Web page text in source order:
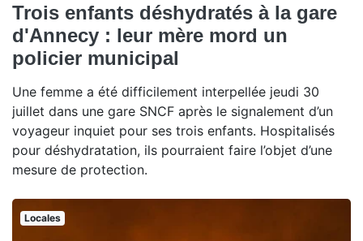
Trois enfants déshydratés à la gare
d'Annecy : leur mère mord un
policier municipal
Une femme a été difficilement interpellée jeudi 30
juillet dans une gare SNCF après le signalement d’un
voyageur inquiet pour ses trois enfants. Hospitalisés
pour déshydratation, ils pourraient faire l’objet d’une
mesure de protection.
Locales